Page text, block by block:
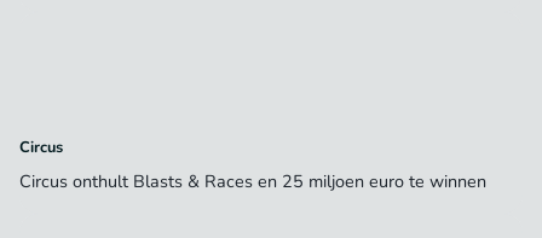
Circus
Circus onthult Blasts & Races en 25 miljoen euro te winnen